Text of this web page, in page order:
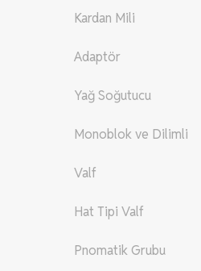
Kardan Mili
Adaptör
Yağ Soğutucu
Monoblok ve Dilimli
Valf
Hat Tipi Valf
Pnomatik Grubu